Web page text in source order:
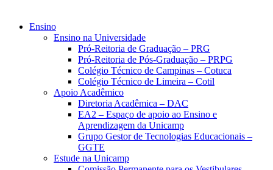
Ensino
Ensino na Universidade
Pró-Reitoria de Graduação – PRG
Pró-Reitoria de Pós-Graduação – PRPG
Colégio Técnico de Campinas – Cotuca
Colégio Técnico de Limeira – Cotil
Apoio Acadêmico
Diretoria Acadêmica – DAC
EA2 – Espaço de apoio ao Ensino e
Aprendizagem da Unicamp
Grupo Gestor de Tecnologias Educacionais –
GGTE
Estude na Unicamp